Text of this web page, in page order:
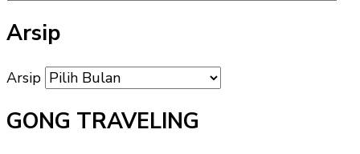
Arsip
Arsip
GONG TRAVELING